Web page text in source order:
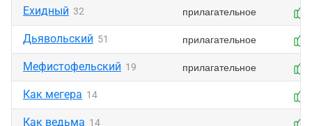
Ехидный 32 прилагательное
Дьявольский 51 прилагательное
Мефистофельский 19 прилагательное
Как мегера 14
Как ведьма 14